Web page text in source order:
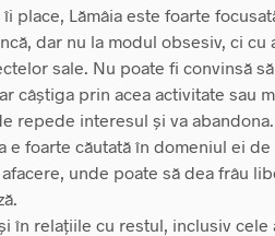
place, Lămâia este foarte
dar nu la modul obsesiv, ci cu
sale. Nu poate fi convinsă
câștiga prin acea activitate sau
repede interesul și va
e foarte căutată în domeniul ei
unde poate să dea frâu
în relațiile cu restul, inclusiv